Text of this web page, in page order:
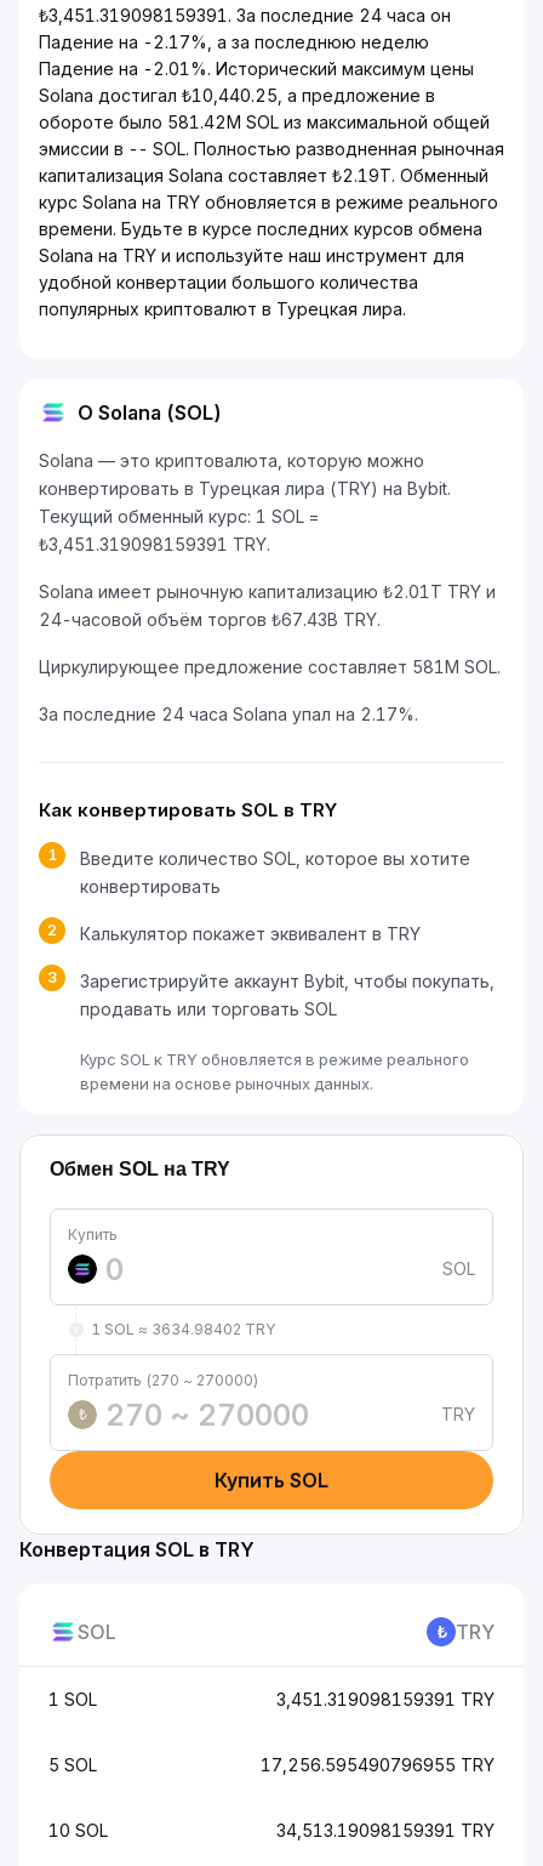
₺3,451.319098159391. За последние 24 часа он
Падение на -2.17%, а за последнюю неделю
Падение на -2.01%. Исторический максимум цены
Solana достигал ₺10,440.25, а предложение в
обороте было 581.42M SOL из максимальной общей
эмиссии в -- SOL. Полностью разводненная рыночная
капитализация Solana составляет ₺2.19T. Обменный
курс Solana на TRY обновляется в режиме реального
времени. Будьте в курсе последних курсов обмена
Solana на TRY и используйте наш инструмент для
удобной конвертации большого количества
популярных криптовалют в Турецкая лира.
О Solana (SOL)
Solana — это криптовалюта, которую можно
конвертировать в Турецкая лира (TRY) на Bybit.
Текущий обменный курс: 1 SOL =
₺3,451.319098159391 TRY.
Solana имеет рыночную капитализацию ₺2.01T TRY и
24-часовой объём торгов ₺67.43B TRY.
Циркулирующее предложение составляет 581M SOL.
За последние 24 часа Solana упал на 2.17%.
Как конвертировать SOL в TRY
1
Введите количество SOL, которое вы хотите
конвертировать
2 Калькулятор покажет эквивалент в TRY
3
Зарегистрируйте аккаунт Bybit, чтобы покупать,
продавать или торговать SOL
Курс SOL к TRY обновляется в режиме реального
времени на основе рыночных данных.
Обмен SOL на TRY
Купить
SOL
1 SOL ≈ 3634.98402 TRY
Потратить (270 ~ 270000)
₺
TRY
Купить SOL
Конвертация SOL в TRY
SOL TRY
1 SOL 3,451.319098159391 TRY
5 SOL 17,256.595490796955 TRY
10 SOL 34,513.19098159391 TRY